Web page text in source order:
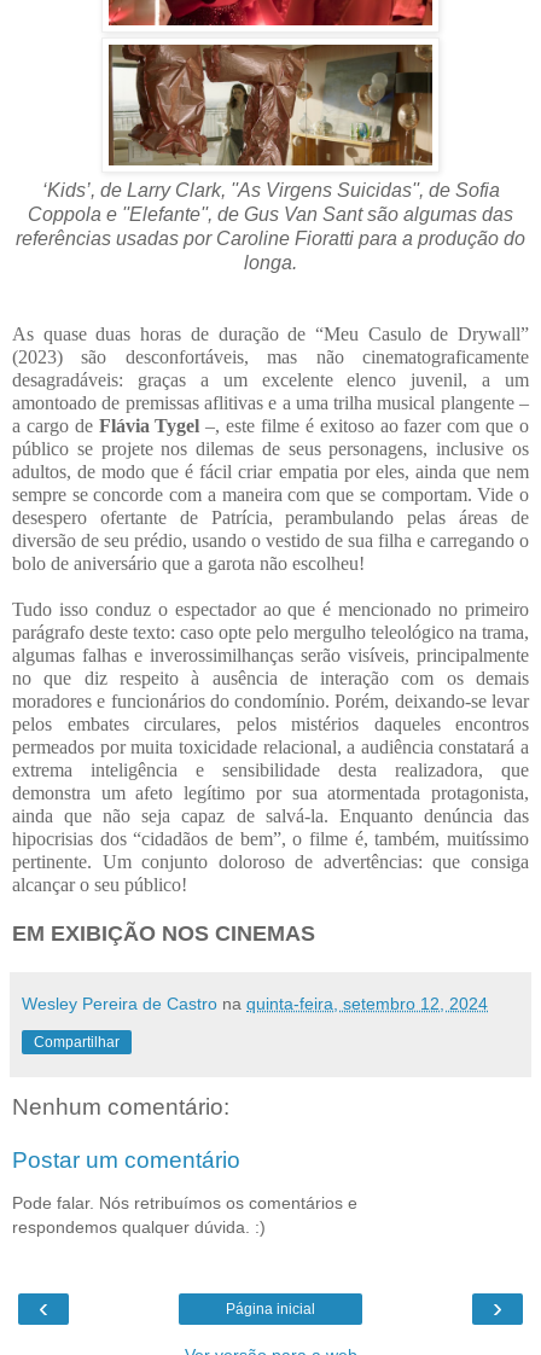
‘Kids’, de Larry Clark, ''As Virgens Suicidas'', de Sofia
Coppola e ''Elefante'', de Gus Van Sant são algumas das
referências usadas por Caroline Fioratti para a produção do
longa.
As quase duas horas de duração de “Meu Casulo de Drywall”
(2023) são desconfortáveis, mas não cinematograficamente
desagradáveis: graças a um excelente elenco juvenil, a um
amontoado de premissas aflitivas e a uma trilha musical plangente –
a cargo de Flávia Tygel–, este filme é exitoso ao fazer com que o
público se projete nos dilemas de seus personagens, inclusive os
adultos, de modo que é fácil criar empatia por eles, ainda que nem
sempre se concorde com a maneira com que se comportam. Vide o
desespero ofertante de Patrícia, perambulando pelas áreas de
diversão de seu prédio, usando o vestido de sua filha e carregando o
bolo de aniversário que a garota não escolheu!
Tudo isso conduz o espectador ao que é mencionado no primeiro
parágrafo deste texto: caso opte pelo mergulho teleológico na trama,
algumas falhas e inverossimilhanças serão visíveis, principalmente
no que diz respeito à ausência de interação com os demais
moradores e funcionários do condomínio. Porém, deixando-se levar
pelos embates circulares, pelos mistérios daqueles encontros
permeados por muita toxicidade relacional, a audiência constatará a
extrema inteligência e sensibilidade desta realizadora, que
demonstra um afeto legítimo por sua atormentada protagonista,
ainda que não seja capaz de salvá-la. Enquanto denúncia das
hipocrisias dos “cidadãos de bem”, o filme é, também, muitíssimo
pertinente. Um conjunto doloroso de advertências: que consiga
alcançar o seu público!
EM EXIBIÇÃO NOS CINEMAS
Wesley Pereira de Castro na quinta-feira, setembro 12, 2024
Compartilhar
Nenhum comentário:
Postar um comentário
Pode falar. Nós retribuímos os comentários e
respondemos qualquer dúvida. :)
‹ ›
Página inicial